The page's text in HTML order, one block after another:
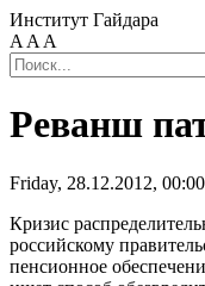
Институт Гайдара
A A A
Реванш
Friday, 28.12.2012, 00:00
Кризис
российскому
пенсионное